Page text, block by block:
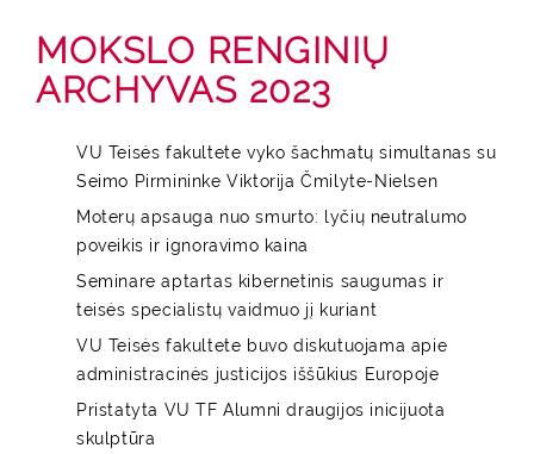
MOKSLO RENGINIŲ
ARCHYVAS 2023
VU Teisės fakultete vyko šachmatų simultanas su
Seimo Pirmininke Viktorija Čmilyte-Nielsen
Moterų apsauga nuo smurto: lyčių neutralumo
poveikis ir ignoravimo kaina
Seminare aptartas kibernetinis saugumas ir
teisės specialistų vaidmuo jį kuriant
VU Teisės fakultete buvo diskutuojama apie
administracinės justicijos iššūkius Europoje
Pristatyta VU TF Alumni draugijos inicijuota
skulptūra